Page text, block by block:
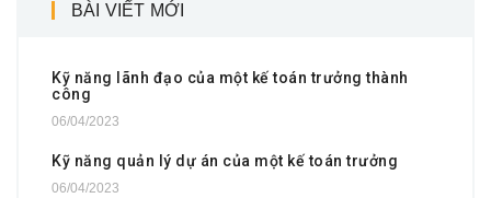
BÀI VIẾT MỚI
Kỹ năng lãnh đạo của một kế toán trưởng thành
công
06/04/2023
Kỹ năng quản lý dự án của một kế toán trưởng
06/04/2023